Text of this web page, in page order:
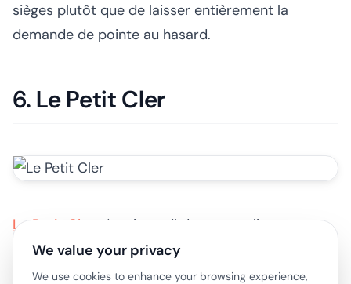
sièges plutôt que de laisser entièrement la
demande de pointe au hasard.
6. Le Petit Cler
Le Petit Clerréussit car il donne au client
exactement ce que promet la rue. Plats français
classiques. Sièges en terrasse. Un look bistro
We value your privacy
We use cookies to enhance your browsing experience,